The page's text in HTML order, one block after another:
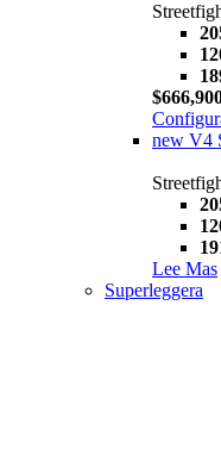
new V4
Lee Mas
Superleggera